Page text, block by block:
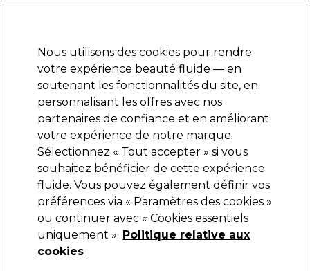
Se connecter
Marques Bons plans Coiffure Electro et Matériel
Livraison et délais
lire la suite
Coiffure Types et conditions de cheveux Cheveux ternes
Cheveux ternes
Redonnez de la brillance et offrez aux cheveux ternes un
fini sain et éclatant.
Nous utilisons des cookies pour rendre
votre expérience beauté fluide — en
soutenant les fonctionnalités du site, en
personnalisant les offres avec nos
partenaires de confiance et en améliorant
votre expérience de notre marque.
Sélectionnez « Tout accepter » si vous
souhaitez bénéficier de cette expérience
fluide. Vous pouvez également définir vos
préférences via « Paramètres des cookies »
ou continuer avec « Cookies essentiels
uniquement ». Politique relative aux
cookies